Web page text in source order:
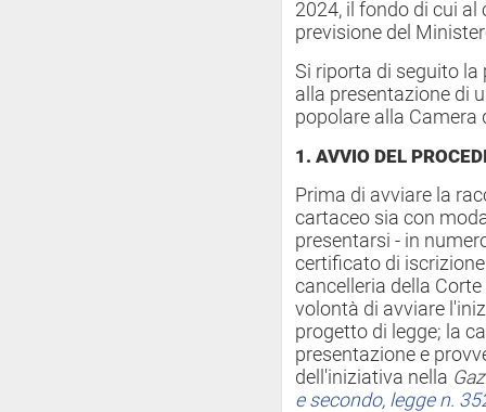
2024, il fondo di cui
previsione del
Si riporta di seguito la
alla presentazione di
popolare alla Camera
1. AVVIO DEL
Prima di avviare la
cartaceo sia con
presentarsi - in
certificato di
cancelleria della
volontà di avviare
progetto di legge; la
presentazione e
dell'iniziativa nella
e secondo, legge n.